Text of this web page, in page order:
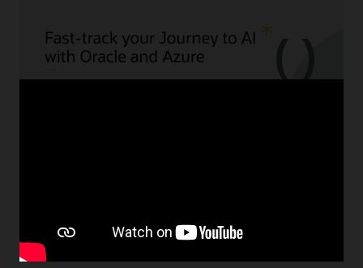
Azure (configuración de red, NFS) que resultan necesarios
para la migración.